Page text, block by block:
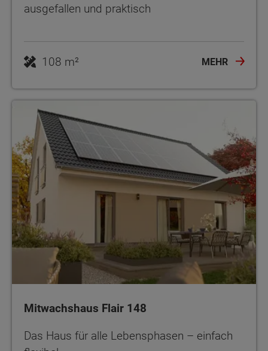
ausgefallen und praktisch
108 m² MEHR
Mitwachshaus Flair 148
Das Haus für alle Lebensphasen – einfach